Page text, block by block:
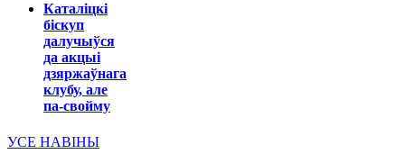
Каталіцкі
біскуп
далучыўся
да акцыі
дзяржаўнага
клубу, але
па-свойму
УСЕ НАВІНЫ